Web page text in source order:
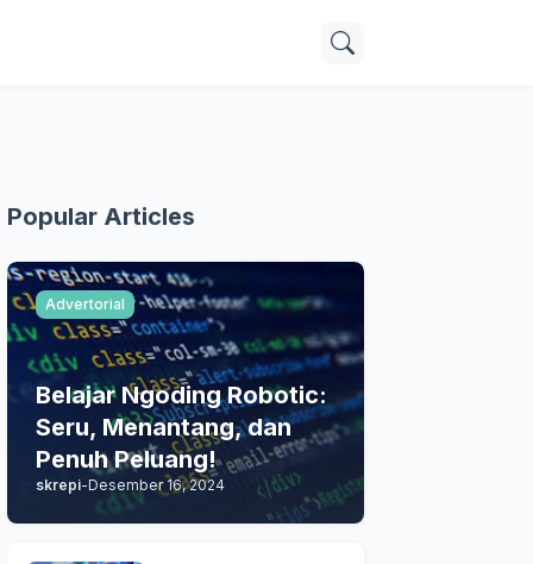
Popular Articles
Advertorial
Belajar Ngoding Robotic:
Seru, Menantang, dan
Penuh Peluang!
skrepi-Desember 16, 2024